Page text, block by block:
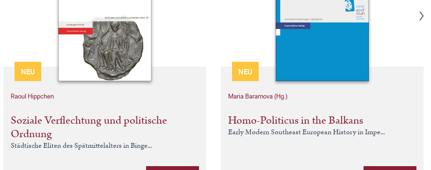
NEU
Raoul Hippchen
Soziale Verflechtung und politische
Ordnung
Städtische Eliten des Spätmittelalters in Binge...
NEU
Maria Baramova (Hg.)
Homo-Politicus in the Balkans
Early Modern Southeast European History in Impe...